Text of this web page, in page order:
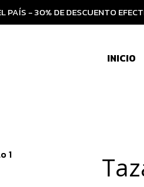
PAÍS - 30% DE DESCUENTO
INICIO
1